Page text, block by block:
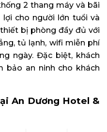
2 thang máy và bãi
cho người lớn tuổi và
bị phòng đầy đủ với
tủ lạnh, wifi miễn phí
ngày. Đặc biệt, khách
bảo an ninh cho khách
An Dương Hotel &